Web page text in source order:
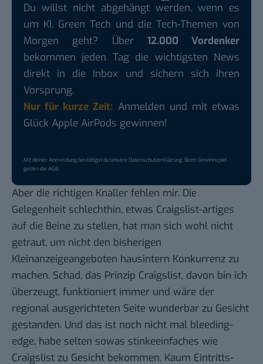
Du willst nicht abgehängt werden, wenn es
um KI, Green Tech und die Tech-Themen von
Morgen geht? Über 12.000 Vordenker
bekommen jeden Tag die wichtigsten News
direkt in die Inbox und sichern sich ihren
Vorsprung.
Nur für kurze Zeit: Anmelden und mit etwas
Glück Apple AirPods gewinnen!
Mit deiner Anmeldung bestätigst du unsereDatenschutzerklärung. Beim Gewinnspiel
gelten dieAGB.
Aber die richtigen Knaller fehlen mir. Die
Gelegenheit schlechthin, etwas Craigslist-artiges
auf die Beine zu stellen, hat man sich wohl nicht
getraut, um nicht den bisherigen
Kleinanzeigeangeboten hausintern Konkurrenz zu
machen. Schad, das Prinzip Craigslist, davon bin ich
überzeugt, funktioniert immer und wäre der
regional ausgerichteten Seite wunderbar zu Gesicht
gestanden. Und das ist noch nicht mal bleeding-
edge, habe selten sowas stinkeeinfaches wie
Craigslist zu Gesicht bekommen. Kaum Eintritts-